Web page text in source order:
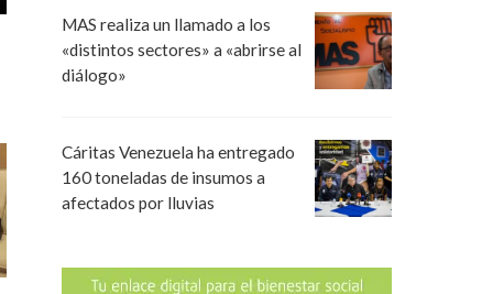
MAS realiza un llamado a los
«distintos sectores» a «abrirse al
diálogo»
Cáritas Venezuela ha entregado
160 toneladas de insumos a
afectados por lluvias